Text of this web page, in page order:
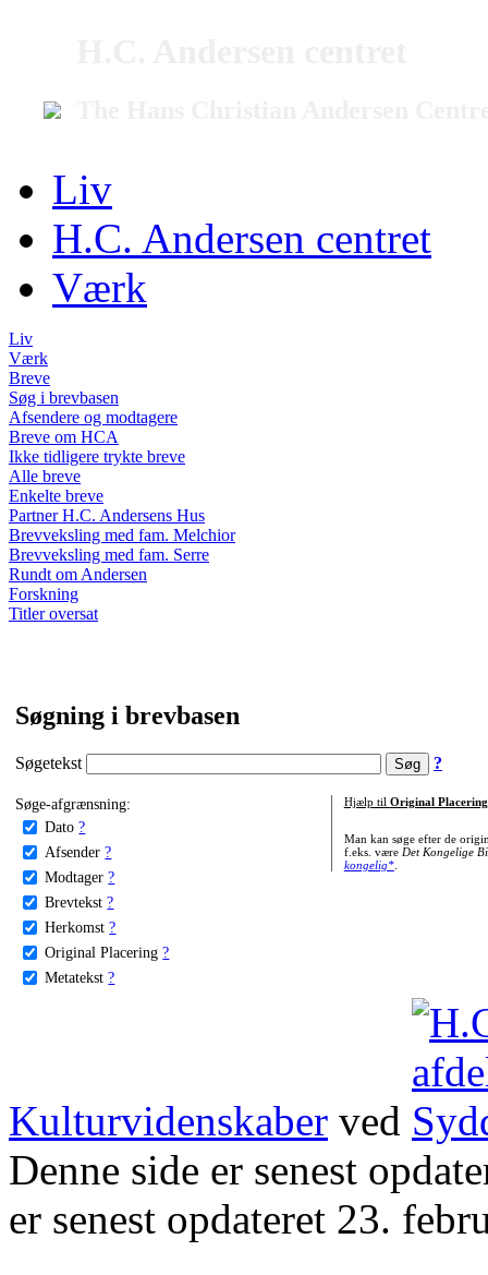
Liv
H.C. Andersen centret
Værk
Liv
Værk
Breve
Søg i brevbasen
Afsendere og modtagere
Breve om HCA
Ikke tidligere trykte breve
Alle breve
Enkelte breve
Partner H.C. Andersens Hus
Brevveksling med fam. Melchior
Brevveksling med fam. Serre
Rundt om Andersen
Forskning
Titler oversat
Søgning i brevbasen
Søgetekst ?
Søge-afgrænsning:
Dato ?
Afsender ?
Modtager ?
Brevtekst ?
Herkomst ?
Original Placering ?
Metatekst ?
Hjælp til Original Placering
Man kan søge efter de
f.eks. være Det Kongelige
kongelig*.
Kulturvidenskaber ved
Denne side er senest
er senest opdateret 23.